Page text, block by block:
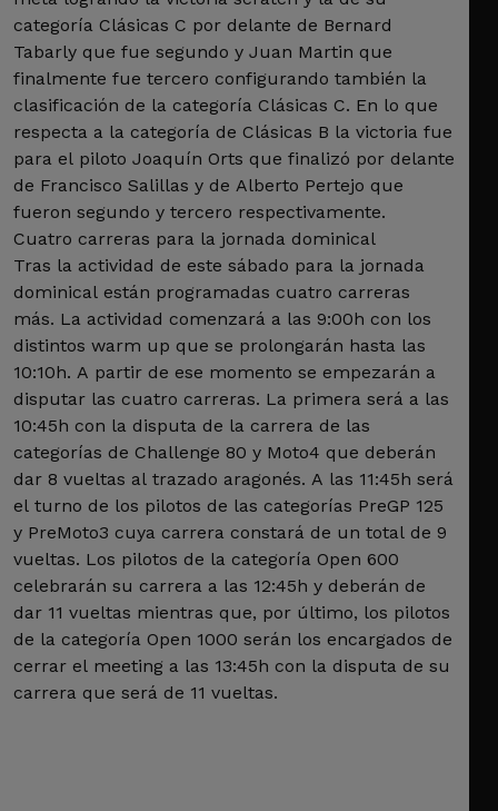
categoría Clásicas C por delante de Bernard
Tabarly que fue segundo y Juan Martin que
finalmente fue tercero configurando también la
clasificación de la categoría Clásicas C. En lo que
respecta a la categoría de Clásicas B la victoria fue
para el piloto Joaquín Orts que finalizó por delante
de Francisco Salillas y de Alberto Pertejo que
fueron segundo y tercero respectivamente.
Cuatro carreras para la jornada dominical
Tras la actividad de este sábado para la jornada
dominical están programadas cuatro carreras
más. La actividad comenzará a las 9:00h con los
distintos warm up que se prolongarán hasta las
10:10h. A partir de ese momento se empezarán a
disputar las cuatro carreras. La primera será a las
10:45h con la disputa de la carrera de las
categorías de Challenge 80 y Moto4 que deberán
dar 8 vueltas al trazado aragonés. A las 11:45h será
el turno de los pilotos de las categorías PreGP 125
y PreMoto3 cuya carrera constará de un total de 9
vueltas. Los pilotos de la categoría Open 600
celebrarán su carrera a las 12:45h y deberán de
dar 11 vueltas mientras que, por último, los pilotos
de la categoría Open 1000 serán los encargados de
cerrar el meeting a las 13:45h con la disputa de su
carrera que será de 11 vueltas.